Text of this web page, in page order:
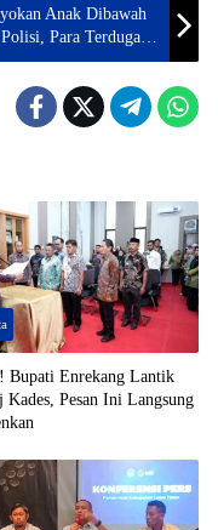
Anak Dibawah
Para Terduga
Bupati Enrekang Lantik
Kades, Pesan Ini Langsung